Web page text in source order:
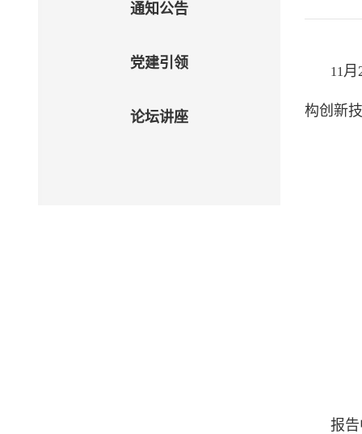
通知公告
党建引领
论坛讲座
11 月
构创新
报